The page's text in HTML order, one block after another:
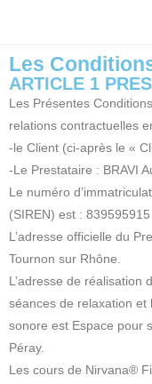
Les
ARTICLE 1
Les Présentes
relations contractuelles
-le Client (ci-après le «
-Le Prestataire : BRAVI
Le numéro
(SIREN) est : 839595915
L’adresse officielle du
Tournon sur Rhône.
L’adresse de réalisation
séances de relaxation et
sonore est Espace pour
Péray.
Les cours de Nirvana®